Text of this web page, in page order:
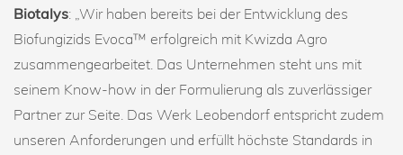
Biotalys: „Wir haben bereits bei der Entwicklung des
Biofungizids Evoca™ erfolgreich mit Kwizda Agro
zusammengearbeitet. Das Unternehmen steht uns mit
seinem Know-how in der Formulierung als zuverlässiger
Partner zur Seite. Das Werk Leobendorf entspricht zudem
unseren Anforderungen und erfüllt höchste Standards in